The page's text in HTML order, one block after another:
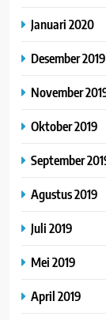
Januari 2020
Desember 2019
November
Oktober 2019
September
Agustus 2019
Juli 2019
Mei 2019
April 2019